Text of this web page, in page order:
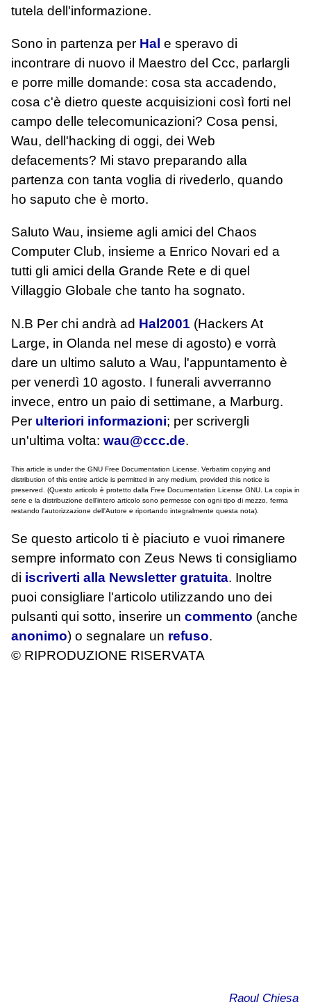
tutela dell'informazione.
Sono in partenza per Hal e speravo di
incontrare di nuovo il Maestro del Ccc, parlargli
e porre mille domande: cosa sta accadendo,
cosa c'è dietro queste acquisizioni così forti nel
campo delle telecomunicazioni? Cosa pensi,
Wau, dell'hacking di oggi, dei Web
defacements? Mi stavo preparando alla
partenza con tanta voglia di rivederlo, quando
ho saputo che è morto.
Saluto Wau, insieme agli amici del Chaos
Computer Club, insieme a Enrico Novari ed a
tutti gli amici della Grande Rete e di quel
Villaggio Globale che tanto ha sognato.
N.B Per chi andrà ad Hal2001 (Hackers At
Large, in Olanda nel mese di agosto) e vorrà
dare un ultimo saluto a Wau, l'appuntamento è
per venerdì 10 agosto. I funerali avverranno
invece, entro un paio di settimane, a Marburg.
Per ulteriori informazioni; per scrivergli
un'ultima volta: wau@ccc.de.
This article is under the GNU Free Documentation License. Verbatim copying and
distribution of this entire article is permitted in any medium, provided this notice is
preserved. (Questo articolo è protetto dalla Free Documentation License GNU. La copia in
serie e la distribuzione dell'intero articolo sono permesse con ogni tipo di mezzo, ferma
restando l'autorizzazione dell'Autore e riportando integralmente questa nota).
Se questo articolo ti è piaciuto e vuoi rimanere
sempre informato con Zeus News ti consigliamo
di iscriverti alla Newsletter gratuita. Inoltre
puoi consigliare l'articolo utilizzando uno dei
pulsanti qui sotto, inserire un commento (anche
anonimo) o segnalare un refuso.
© RIPRODUZIONE RISERVATA
Raoul Chiesa